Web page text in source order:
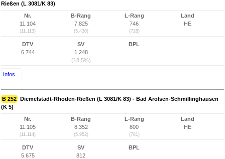
Rießen (L 3081/K 83)
Nr.
11.104
(11.113)
B-Rang
7.825
(5.430)
L-Rang
746
(728)
Land
HE
DTV
6.744
SV
1.248
(18,5%)
BPL
Infos...
B 252 Diemelstadt-Rhoden-Rießen (L 3081/K 83) - Bad Arolsen-Schmillinghausen
(K 5)
Nr.
11.105
(11.114)
B-Rang
8.352
(5.952)
L-Rang
800
(781)
Land
HE
DTV
5.675
SV
812
BPL